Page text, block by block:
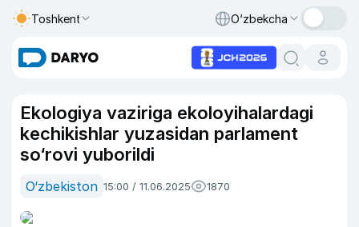
Toshkent O‘zbekcha
Ekologiya vaziriga ekoloyihalardagi
kechikishlar yuzasidan parlament
so‘rovi yuborildi
O‘zbekiston 15:00 / 11.06.2025 1870